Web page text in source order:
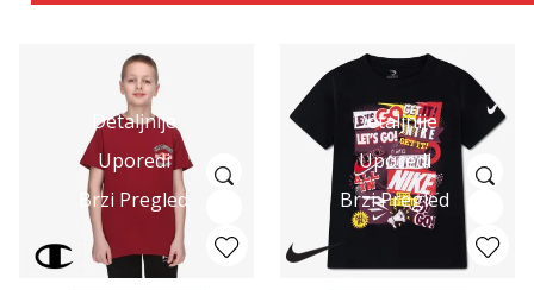
Detaljnije
Uporedi
Brzi Pregled
Detaljnije
Uporedi
Brzi Pregled